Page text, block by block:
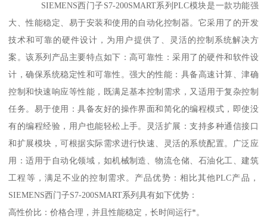
SIEMENS西门子S7-200SMART系列PLC模块是一款功能强
大、性能稳定、易于安装和使用的自动化控制器。它采用了的开发
技术和可靠的硬件设计，为用户提供了、灵活的控制系统解决方
案。该系列产品主要特点如下：高可靠性：采用了的硬件和软件设
计，确保系统稳定性和可靠性。强大的性能：具备高速计算、津确
控制和快速响应等性能，既满足基本控制需求，又适用于复杂控制
任务。易于使用：具备友好的操作界面和简化的编程模式，即使没
有的编程经验，用户也能轻松上手。灵活扩展：支持多种通信接口
和扩展模块，可根据实际需求进行快速、灵活的系统配置。广泛应
用：适用于自动化领域，如机械制造、物流仓储、石油化工、建筑
工程等，满足不业的控制需求。产品优势：相比其他PLC产品，
SIEMENS西门子S7-200SMART系列具有如下优势：
高性价比：价格合理，并且性能稳定，长时间运行*。